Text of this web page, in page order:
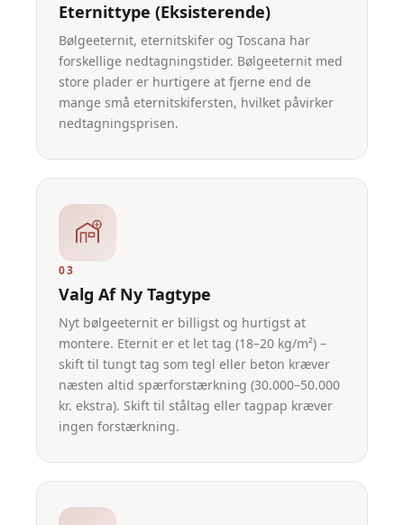
Eternittype (eksisterende)
Bølgeeternit, eternitskifer og Toscana har
forskellige nedtagningstider. Bølgeeternit med
store plader er hurtigere at fjerne end de
mange små eternitskifersten, hvilket påvirker
nedtagningsprisen.
03
Valg Af Ny Tagtype
Nyt bølgeeternit er billigst og hurtigst at
montere. Eternit er et let tag (18–20 kg/m²) –
skift til tungt tag som tegl eller beton kræver
næsten altid spærforstærkning (30.000–50.000
kr. ekstra). Skift til ståltag eller tagpap kræver
ingen forstærkning.